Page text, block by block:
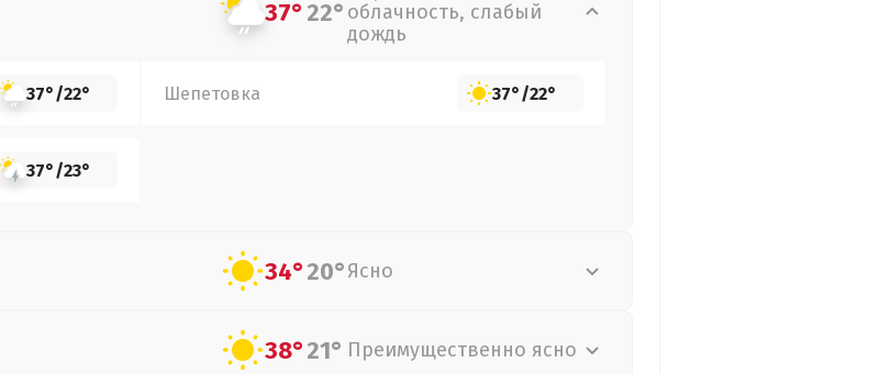
37°22° облачность, слабый
дождь
37°/22° Шепетовка 37°/22°
37°/23°
34°20°Ясно
38°21° Преимущественно ясно